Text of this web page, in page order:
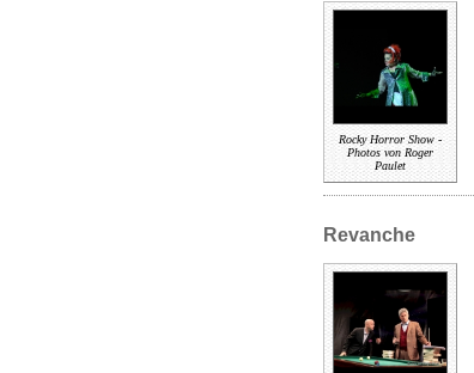
Rocky Horror Show -
Photos von Roger
Paulet
Revanche